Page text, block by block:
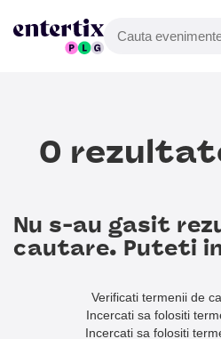
0
Nu s-au gasit
cautare. Puteti
Verificati termenii de
Incercati sa folositi
Incercati sa folositi